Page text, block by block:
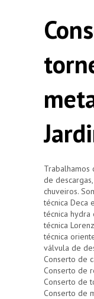
Trabalhamos
de
chuveiros.
técnica Deca
técnica hydra
técnica
técnica
válvula de
Conserto de
Conserto de
Conserto de
Conserto de